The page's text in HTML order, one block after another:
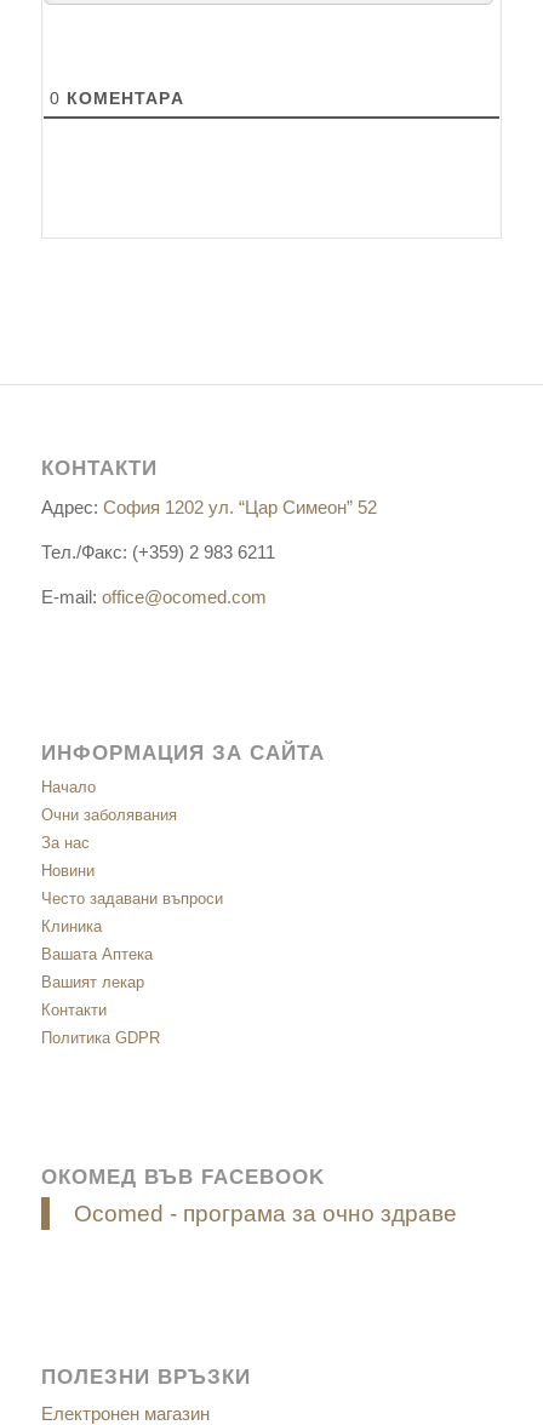
0 КОМЕНТАРA
КОНТАКТИ
Адрес: София 1202 ул. “Цар Симеон” 52
Тел./Факс: (+359) 2 983 6211
E-mail: office@ocomed.com
ИНФОРМАЦИЯ ЗА САЙТА
Начало
Очни заболявания
За нас
Новини
Често задавани въпроси
Клиника
Вашата Аптека
Вашият лекар
Контакти
Политика GDPR
ОКОМЕД ВЪВ FACEBOOK
Ocomed - програма за очно здраве
ПОЛЕЗНИ ВРЪЗКИ
Електронен магазин